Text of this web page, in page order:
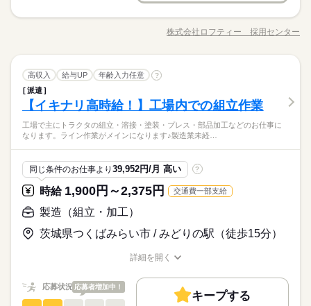
交通費
主婦・主夫 履歴書不要
WEB登録
土日祝休
家庭都合休可
働き方・環境
ブランクOK
社会保険制度 日払い
禁煙・分煙
バイク自転車 車OK
8：15～17：20（実働8時間／休憩65分）
休日・休暇 土曜 日曜 祝日
土日休み
未経験OK 40代活躍 50代活躍 募集条件
履歴書不要
WEB登録
WEB選考完結
就業時間・曜日 土日祝休 家庭都合休可
ブランクOK
禁煙・分煙
バイク自転車 車OK
続きを読む
期間・時間 長期
ーーーーーーーーーーーーーーーーー
【勤務時間詳細】
土日休み
応募する
みんなで
職場の様子 しずか
業界
【日払いOK】履歴書不要なので手間もなくすぐに働き始められ
い！ご応募お待ちしております♪
お仕事の特徴
働く人の待遇向上
紹介予定
未経験OK 40代活躍
ト！ プラスチックフィルムなどに使う「塗液」の調合・準備を
お任せします。 内容はシンプル♪ 決められたレシピ通りに塗液
リフト免許ある方は時給1650円にUP★ 「そろそろ工場デビュー
したい」「手に職をつけたい」そんな方にピッタリのお仕事で
す！ ≪こんな条件で働けます≫ 07：00～16：00（実働8時間）
15：30～24：30（実働8時間） 1週間ごとの交代制 残業月平均1
0時間程度
応募資格
資格：不問※フォークリフト免許ある方優遇★
経験：不問
給与 時給 1,550円～1,937円
【給与備考】 ■日払いOK（規定内） 《フォークリフト免許未取
得の場合》 【月給例】260,400円+割増 （時給1550円×8h×21日
稼働） ※実働8時間超え・22時以降の勤務より割増 《フォーク
リフト免許お持ちの場合》 時給：1650円～2062円 【月給例】2
え・22時以降の勤務より割増 kkw_bcov2106
期間・時間 長期
ーーーーーーーーーーーーーーーーー 【勤務時間詳細】 07：00
応募する
職種/応募資格 給与/時間/休日
男女の割合 男性
仕事の仕方 ひとりで みんなで
職場の様子 しずか にぎやか
続きを読む
業界 その他
ます！WEB面接にも対応♪まずはお気軽にお問い合わせくださ
職種 製造（組立・加工）
・重量物の手作業ナシ！ ・未経験OK♪ ・高時給1550円スター
ト！ プラスチックフィルムなどに使う「塗液」の調合・準備を
お任せします。 内容はシンプル♪ 決められたレシピ通りに塗液
を作る＆使い終わった容器を溶剤で洗うだけ！ ドラム缶の運搬
したい」「手に職をつけたい」そんな方にピッタリのお仕事で
す！ ≪こんな条件で働けます≫ 07：00～16：00（実働8時間）
15：30～24：30（実働8時間） 1週間ごとの交代制 残業月平均1
0時間程度
応募資格
経験：不問
時給 1,550円～1,937円
得の場合》 【月給例】260,400円+割増 （時給1550円×8h×21日
稼働） ※実働8時間超え・22時以降の勤務より割増 《フォーク
詳しい募集要項をすべて見る
株式会社ロフティー 採用センター
高収入 給与UP 年齢入力任意 ?
派遣
【イキナリ高時給！】工場内での組立作業
工場で主にトラクタの組立・溶接・塗装・プレス・部品加工などのお仕事に
なります。ライン作業がメインになります♪製造業未経…
同じ条件のお仕事より 39,952円/月 高い ?
時給 1,900円～2,375円 交通費一部支給
製造（組立・加工）
茨城県つくばみらい市 / みどりの駅（徒歩15分）
詳細を開く
応募状況 応募者増加中！
キープする